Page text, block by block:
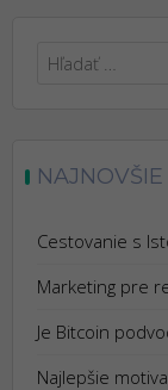
Hľadať:
Cestovanie s
Marketing pre
Je Bitcoin
Najlepšie